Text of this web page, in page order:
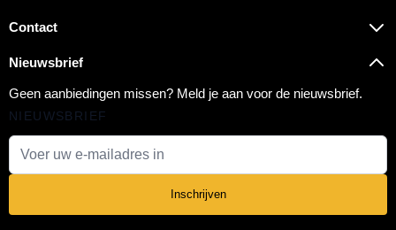
Contact
Nieuwsbrief
Geen aanbiedingen missen? Meld je aan voor de nieuwsbrief.
NIEUWSBRIEF
Inschrijven